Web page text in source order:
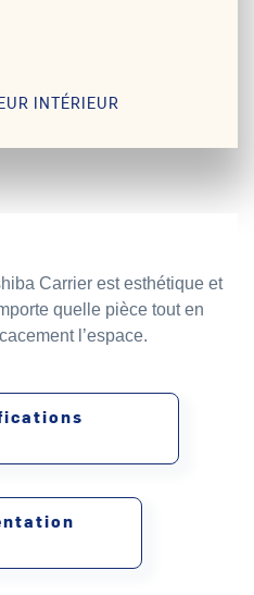
INTÉRIEUR
Carrier est esthétique et
quelle pièce tout en
l’espace.